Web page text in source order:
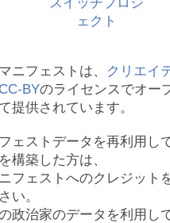
ニフェストは、
クリエイ
BYのライセンスでオー
提供されています。
ェストデータを再利用し
構築した方は、
フェストへのクレジット
い。
政治家のデータを利用し